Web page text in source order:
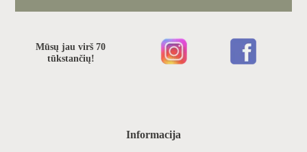
Informacija
Mūsų jau virš 70
tūkstančių!